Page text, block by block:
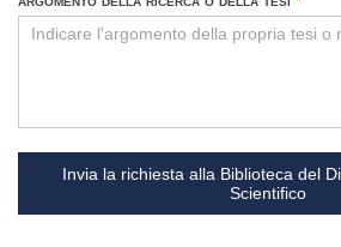
Invia la richiesta alla Biblioteca del
Scientifico